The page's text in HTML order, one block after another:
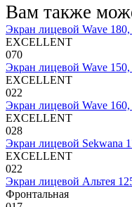
Вам также
Экран лицевой Wave
EXCELLENT
070
Экран лицевой Wave
EXCELLENT
022
Экран лицевой Wave
EXCELLENT
028
Экран лицевой Sekwana
EXCELLENT
022
Экран лицевой Альтея
Фронтальная